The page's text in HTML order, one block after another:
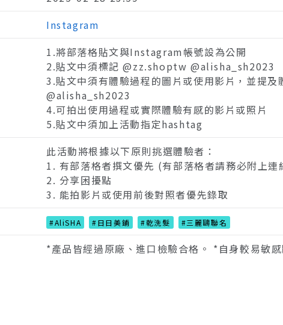
Instagram
1.將部落格貼文與Instagram帳號設為公開
2.貼文中須標記 @zz.shoptw @alisha_sh2023
3.貼文中須有體驗過程的圖片或使用影片，並提
@alisha_sh2023
4.可拍出使用過程或實際體驗有感的影片或照片
5.貼文中須加上活動指定hashtag
此活動將根據以下原則挑選體驗者：
1. 有部落格者撰文優先 (有部落格者請務必附上連
2. 分享困擾點
3. 能拍影片或使用前後對照者優先錄取
#AliSHA #日日美鋪 #乾洗髮 #三麗鷗聯名
*產品皆經過原廠、進口檢驗合格。 *自身較易敏